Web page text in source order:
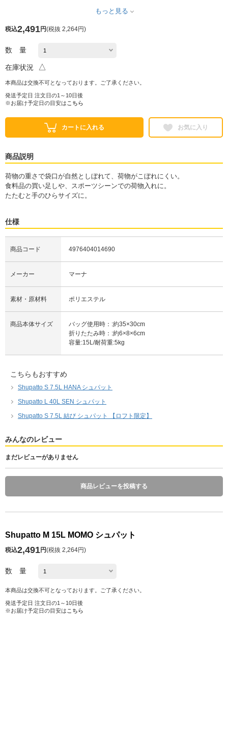
もっと見る
税込2,491円(税抜 2,264円)
数 量
在庫状況 △
本商品は交換不可となっております。ご了承ください。
発送予定日 注文日の1～10日後
※お届け予定日の目安は こちら
カートに入れる お気に入り
商品説明
荷物の重さで袋口が自然としぼれて、荷物がこぼれにくい。
食料品の買い足しや、スポーツシーンでの荷物入れに。
たたむと手のひらサイズに。
仕様
商品コード 4976404014690
メーカー マーナ
素材・原材料 ポリエステル
商品本体サイズ
バッグ使用時：:約35×30cm
折りたたみ時：:約6×8×6cm
容量:15L/耐荷重:5kg
こちらもおすすめ
Shupatto S 7.5L HANA シュパット
Shupatto L 40L SEN シュパット
Shupatto S 7.5L 結び シュパット 【ロフト限定】
みんなのレビュー
まだレビューがありません
商品レビューを投稿する
Shupatto M 15L MOMO シュパット
税込2,491円(税抜 2,264円)
数 量
本商品は交換不可となっております。ご了承ください。
発送予定日 注文日の1～10日後
※お届け予定日の目安は こちら